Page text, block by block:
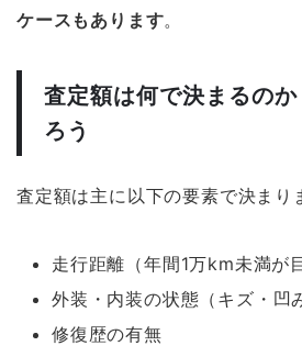
ケースもあります。
査定額は何で決まるの
ろう
査定額は主に以下の要素で決まり
走行距離（年間1万km未満が
外装・内装の状態（キズ・凹
修復歴の有無